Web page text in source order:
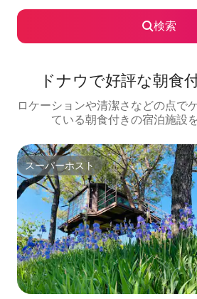
検索
ドナウで好評な朝食
ロケーションや清潔さなどの点で
ている朝食付きの宿泊施設
スーパーホスト
スーパーホスト